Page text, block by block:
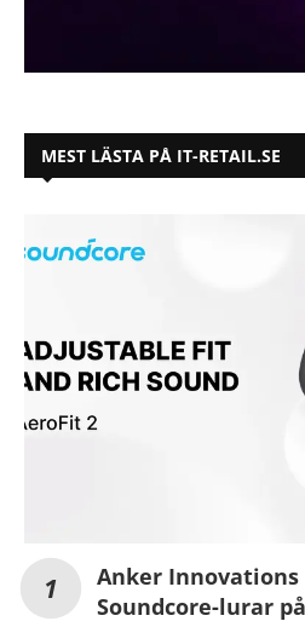
MEST LÄSTA PÅ IT-RETAIL.SE
Anker
Soundcore-lurar